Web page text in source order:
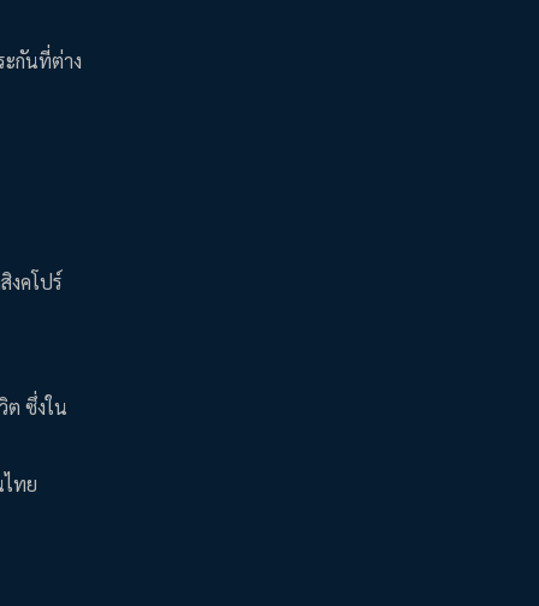
กันที่ต่าง
งคโปร์
ต ซึ่งใน
ทย